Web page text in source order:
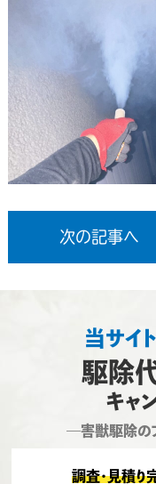
次の記事へ
当サイ
駆除
キャ
―害獣駆除の
調査・見積り